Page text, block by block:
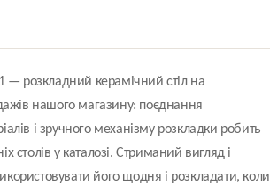
розкладний керамічний стіл на
нашого магазину: поєднання
і зручного механізму розкладки робить
столів у каталозі. Стриманий вигляд і
його щодня і розкладати, коли